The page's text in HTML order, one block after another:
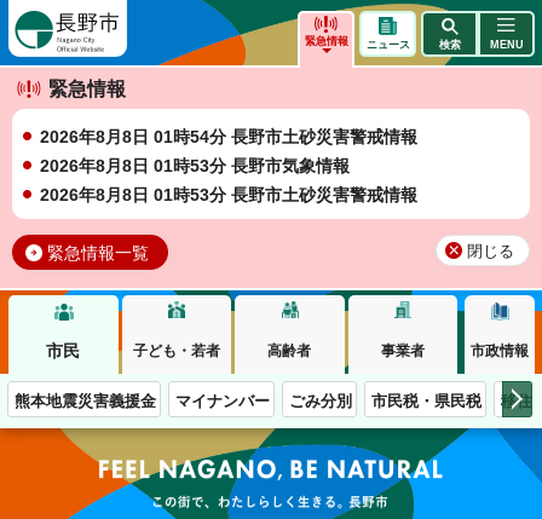
緊急情報
緊急情報
2026年8月8日 01時54分 長野市土砂災害警戒情報
2026年8月8日 01時53分 長野市気象情報
2026年8月8日 01時53分 長野市土砂災害警戒情報
緊急情報一覧 閉じる
ニュース 検索 MENU
市民 子ども・若者 高齢者 事業者 市政情報
熊本地震災害義援金 マイナンバー ごみ分別 市民税・県民税 移住
この街で、わたしらしく生きる。長野市